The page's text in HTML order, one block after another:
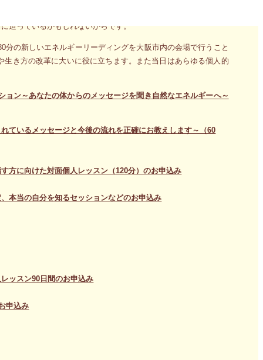
迫っているかもしれないからです。
の新しいエネルギーリーディングを大阪市内の会場で行うこと
き方の改革に大いに役に立ちます。また当日はあらゆる個人的
ン～あなたの体からのメッセージを聞き自然なエネルギーへ～
ているメッセージと今後の流れを正確にお教えします～（60
方に向けた対面個人レッスン（120分）のお申込み
本当の自分を知るセッションなどのお申込み
ッスン90日間のお申込み
申込み